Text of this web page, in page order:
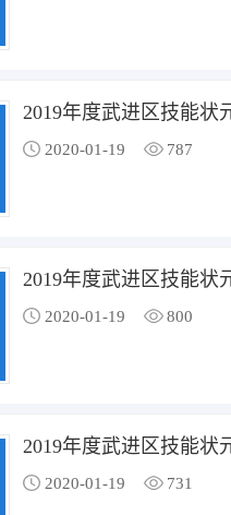
2019年度武进区技能
2020-01-19 787
2019年度武进区技能
2020-01-19 800
2019年度武进区技能
2020-01-19 731